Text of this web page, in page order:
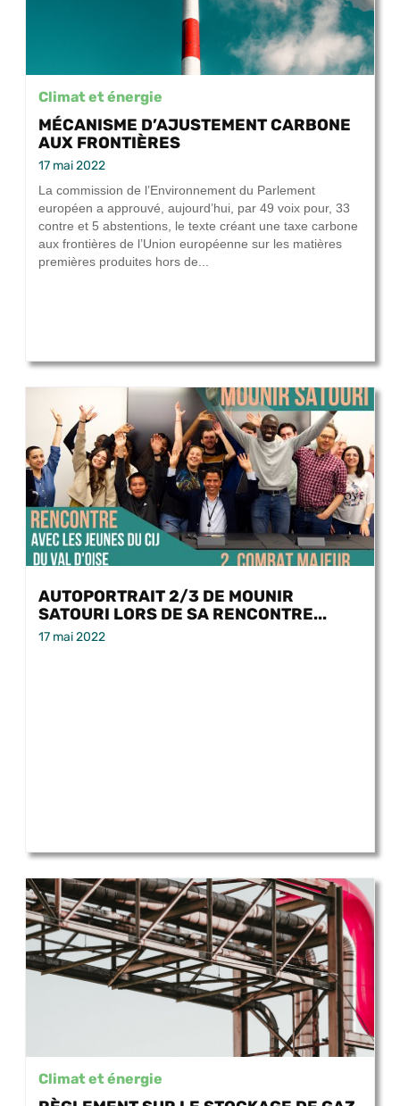
Climat et énergie
MÉCANISME D’AJUSTEMENT CARBONE
AUX FRONTIÈRES
17 mai 2022
La commission de l’Environnement du Parlement
européen a approuvé, aujourd’hui, par 49 voix pour, 33
contre et 5 abstentions, le texte créant une taxe carbone
aux frontières de l’Union européenne sur les matières
premières produites hors de...
AUTOPORTRAIT 2/3 DE MOUNIR
SATOURI LORS DE SA RENCONTRE...
17 mai 2022
Climat et énergie